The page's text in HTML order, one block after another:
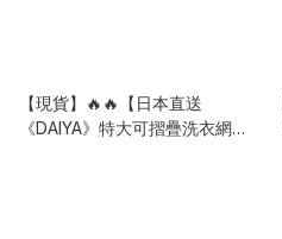
【現貨】🔥🔥【日本直送
《DAIYA》特大可摺疊洗衣網